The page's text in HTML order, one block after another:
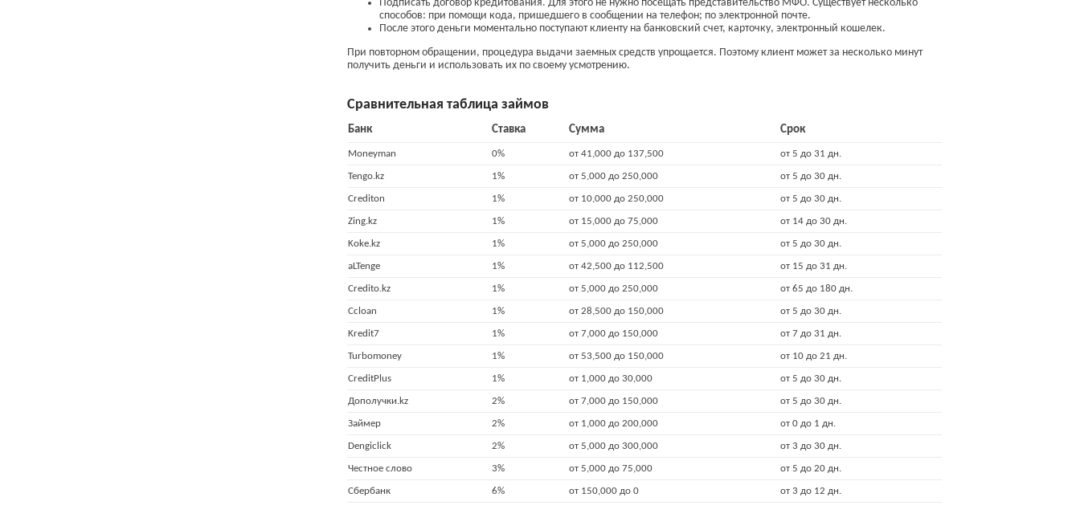
Подписать договор кредитования. Для этого не нужно посещать представительство МФО. Существует несколько
способов: при помощи кода, пришедшего в сообщении на телефон; по электронной почте.
После этого деньги моментально поступают клиенту на банковский счет, карточку, электронный кошелек.
При повторном обращении, процедура выдачи заемных средств упрощается. Поэтому клиент может за несколько минут
получить деньги и использовать их по своему усмотрению.
Сравнительная таблица займов
Банк Ставка Сумма Срок
Moneyman 0% от 41,000 до 137,500 от 5 до 31 дн.
Tengo.kz 1% от 5,000 до 250,000 от 5 до 30 дн.
Crediton 1% от 10,000 до 250,000 от 5 до 30 дн.
Zing.kz 1% от 15,000 до 75,000 от 14 до 30 дн.
Koke.kz 1% от 5,000 до 250,000 от 5 до 30 дн.
aLTenge 1% от 42,500 до 112,500 от 15 до 31 дн.
Credito.kz 1% от 5,000 до 250,000 от 65 до 180 дн.
Ccloan 1% от 28,500 до 150,000 от 5 до 30 дн.
Kredit7 1% от 7,000 до 150,000 от 7 до 31 дн.
Turbomoney 1% от 53,500 до 150,000 от 10 до 21 дн.
CreditPlus 1% от 1,000 до 30,000 от 5 до 30 дн.
Дополучки.kz 2% от 7,000 до 150,000 от 5 до 30 дн.
Займер 2% от 1,000 до 200,000 от 0 до 1 дн.
Dengiclick 2% от 5,000 до 300,000 от 3 до 30 дн.
Честное слово 3% от 5,000 до 75,000 от 5 до 20 дн.
Сбербанк 6% от 150,000 до 0 от 3 до 12 дн.